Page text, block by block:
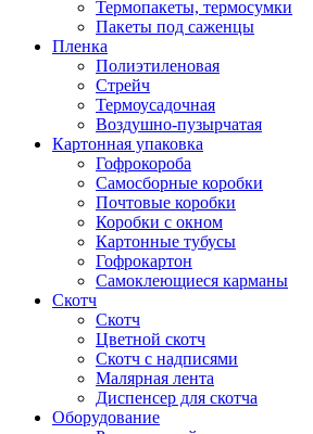
Термопакеты, термосумки
Пакеты под саженцы
Пленка
Полиэтиленовая
Стрейч
Термоусадочная
Воздушно-пузырчатая
Картонная упаковка
Гофрокороба
Самосборные коробки
Почтовые коробки
Коробки с окном
Картонные тубусы
Гофрокартон
Самоклеющиеся карманы
Скотч
Скотч
Цветной скотч
Скотч с надписями
Малярная лента
Диспенсер для скотча
Оборудование